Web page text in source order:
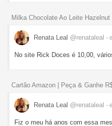
Milka Chocolate Ao Leite Hazelnut
Renata Leal @renataleal -
No site Rick Doces é 10,00,
Cartão Amazon | Peça & Ganhe
Renata Leal @renataleal -
Fiz o meu há anos com essa